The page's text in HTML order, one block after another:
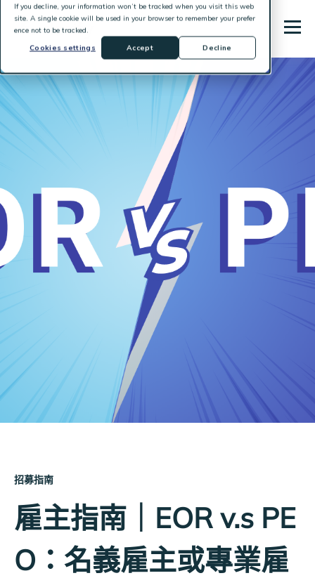
If you decline, your information won’t be tracked when you visit this web
site. A single cookie will be used in your browser to remember your prefer
ence not to be tracked.
Cookies settings
Accept Decline
招募指南
雇主指南｜EOR v.s PE
O：名義雇主或專業雇